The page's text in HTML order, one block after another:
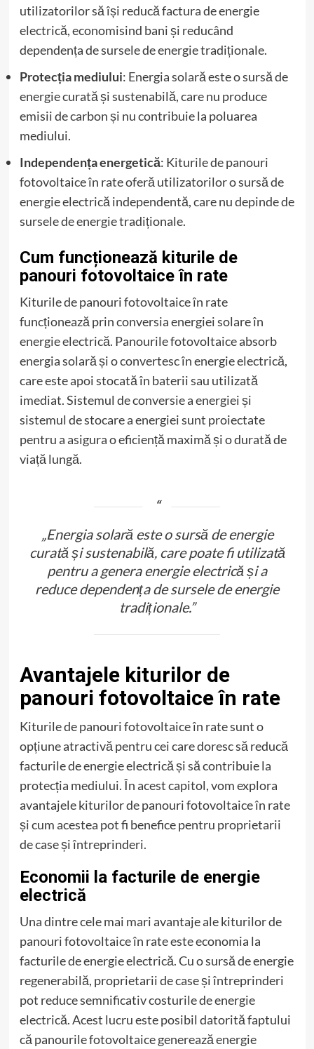
utilizatorilor să își reducă factura de energie
electrică, economisind bani și reducând
dependența de sursele de energie tradiționale.
Protecția mediului: Energia solară este o sursă de
energie curată și sustenabilă, care nu produce
emisii de carbon și nu contribuie la poluarea
mediului.
Independența energetică: Kiturile de panouri
fotovoltaice în rate oferă utilizatorilor o sursă de
energie electrică independentă, care nu depinde de
sursele de energie tradiționale.
Cum funcționează kiturile de
panouri fotovoltaice în rate
Kiturile de panouri fotovoltaice în rate
funcționează prin conversia energiei solare în
energie electrică. Panourile fotovoltaice absorb
energia solară și o convertesc în energie electrică,
care este apoi stocată în baterii sau utilizată
imediat. Sistemul de conversie a energiei și
sistemul de stocare a energiei sunt proiectate
pentru a asigura o eficiență maximă și o durată de
viață lungă.
„Energia solară este o sursă de energie
curată și sustenabilă, care poate fi utilizată
pentru a genera energie electrică și a
reduce dependența de sursele de energie
tradiționale.”
Avantajele kiturilor de
panouri fotovoltaice în rate
Kiturile de panouri fotovoltaice în rate sunt o
opțiune atractivă pentru cei care doresc să reducă
facturile de energie electrică și să contribuie la
protecția mediului. În acest capitol, vom explora
avantajele kiturilor de panouri fotovoltaice în rate
și cum acestea pot fi benefice pentru proprietarii
de case și întreprinderi.
Economii la facturile de energie
electrică
Una dintre cele mai mari avantaje ale kiturilor de
panouri fotovoltaice în rate este economia la
facturile de energie electrică. Cu o sursă de energie
regenerabilă, proprietarii de case și întreprinderi
pot reduce semnificativ costurile de energie
electrică. Acest lucru este posibil datorită faptului
că panourile fotovoltaice generează energie